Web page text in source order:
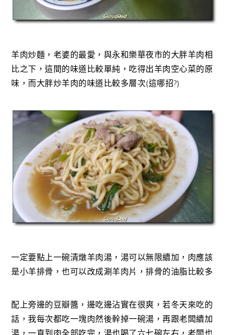
羊肉炒麵，老婆的最愛，與永和樂華夜市的大胖羊肉相
比之下，這間的味道比較單純，吃得出羊肉空心菜的原
味，而大胖炒羊肉的味道比較多層次(這哪招?)
一定要點上一碗清燉羊肉湯，湯可以無限續加，肉應該
是小羊排骨，也可以改成涮羊肉片，排骨的油脂比較多
配上旁邊的豆瓣醬，邊吃邊沾實在很爽，若冬天來吃的
話，我每次都吃一塊肉然後幹掉一碗湯，再跟老闆續加